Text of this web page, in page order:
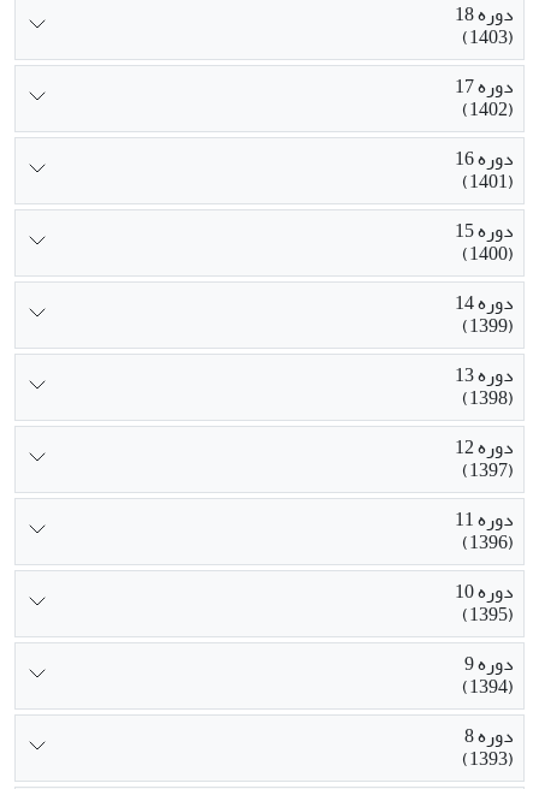
دوره 18
(1403)
دوره 17
(1402)
دوره 16
(1401)
دوره 15
(1400)
دوره 14
(1399)
دوره 13
(1398)
دوره 12
(1397)
دوره 11
(1396)
دوره 10
(1395)
دوره 9
(1394)
دوره 8
(1393)